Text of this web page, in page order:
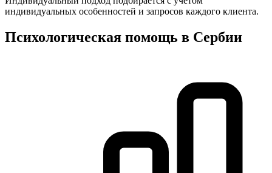
индивидуальных особенностей и запросов каждого клиента.
Психологическая помощь в Сербии